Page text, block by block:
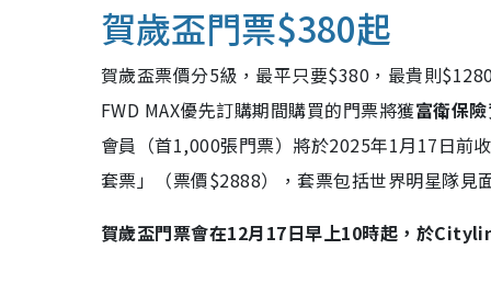
賀歲盃門票$380起
賀歲盃票價分5級，最平只要$380，最貴則
FWD MAX優先訂購期間購買的門票將獲富衛保
會員（首1,000張門票）將於2025年1月17日前
套票」（票價$2888），套票包括世界明星隊
賀歲盃門票會在12月17日早上10時起，於